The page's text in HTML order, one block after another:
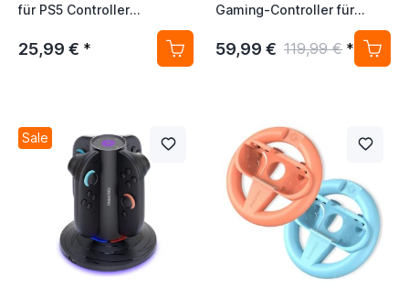
für PS5 Controller
25,99 € *
Gaming-Controller für
iPhone (Lightning) 2. Gen
Weiß
59,99 € 119,99 € *
Sale